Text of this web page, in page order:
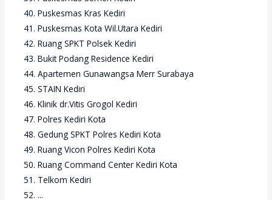
Puskesmas Kras Kediri
Puskesmas Kota Wil.Utara Kediri
Ruang SPKT Polsek Kediri
Bukit Podang Residence Kediri
Apartemen Gunawangsa Merr Surabaya
STAIN Kediri
Klinik dr.Vitis Grogol Kediri
Polres Kediri Kota
Gedung SPKT Polres Kediri Kota
Ruang Vicon Polres Kediri Kota
Ruang Command Center Kediri Kota
Telkom Kediri
...